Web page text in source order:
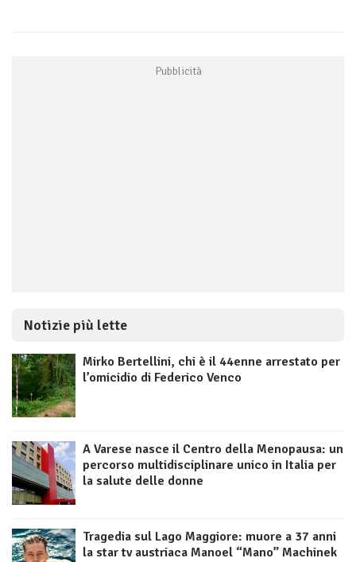
Notizie più lette
Mirko Bertellini, chi è il 44enne arrestato per
l’omicidio di Federico Venco
A Varese nasce il Centro della Menopausa: un
percorso multidisciplinare unico in Italia per
la salute delle donne
Tragedia sul Lago Maggiore: muore a 37 anni
la star tv austriaca Manoel “Mano” Machinek